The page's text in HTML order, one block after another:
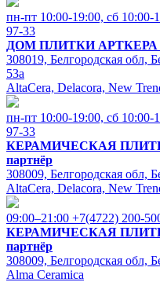
пн-пт 10:00-19:00, cб 10:00-
97-33
ДОМ ПЛИТКИ АРТКЕРА
308019, Белгородская обл,
53а
AltaCera, Delacora, New
пн-пт 10:00-19:00, cб 10:00-
97-33
КЕРАМИЧЕСКАЯ
партнёр
308009, Белгородская обл,
AltaCera, Delacora, New
09:00–21:00 +7(4722) 200-
КЕРАМИЧЕСКАЯ
партнёр
308009, Белгородская обл,
Alma Ceramica